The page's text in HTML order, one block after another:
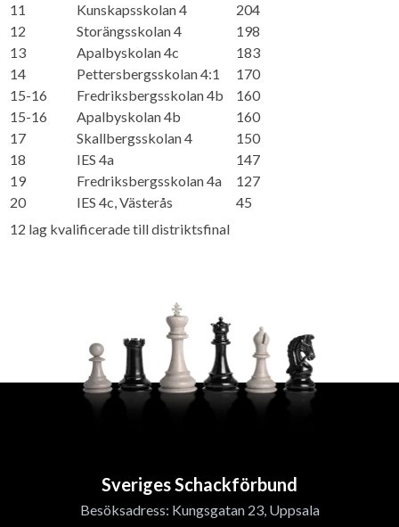
11
Kunskapsskolan 4
204
12
Storängsskolan 4
198
13
Apalbyskolan 4c
183
14
Pettersbergsskolan 4:1
170
15-16
Fredriksbergsskolan 4b
160
15-16
Apalbyskolan 4b
160
17
Skallbergsskolan 4
150
18
IES 4a
147
19
Fredriksbergsskolan 4a
127
20
IES 4c, Västerås
45
12 lag kvalificerade till distriktsfinal
Sveriges Schackförbund
Besöksadress: Kungsgatan 23, Uppsala